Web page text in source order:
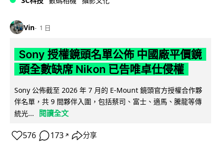
Vin 1 日
Sony 授權鏡頭名單公佈 中國廠平價鏡
頭全數缺席 Nikon 已告唯卓仕侵權
Sony 公佈截至 2026 年 7 月的 E-Mount 鏡頭官方授權合作夥
伴名單，共 9 間夥伴入圍，包括蔡司、富士、適馬、騰龍等傳
統光...
閱讀全文
576 173 ↗ 分享